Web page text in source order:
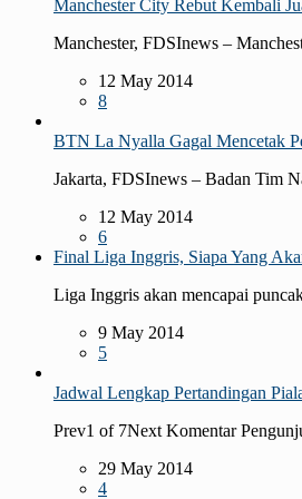
Manchester City Rebut Kembali
Manchester, FDSInews –
12 May 2014
8
BTN La Nyalla Gagal Mencetak
Jakarta, FDSInews – Badan Tim
12 May 2014
6
Final Liga Inggris, Siapa Yang
Liga Inggris akan mencapai
9 May 2014
5
Jadwal Lengkap Pertandingan
Prev1 of 7Next Komentar
29 May 2014
4